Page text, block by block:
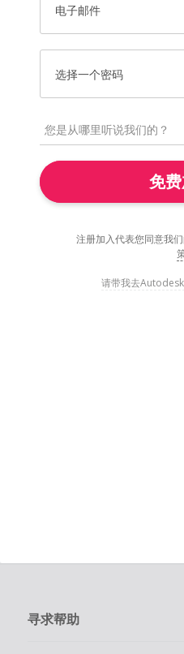
电子邮件
选择一个密码
免
注册加入代表您同意我
请带我去Autodesk
寻求帮助